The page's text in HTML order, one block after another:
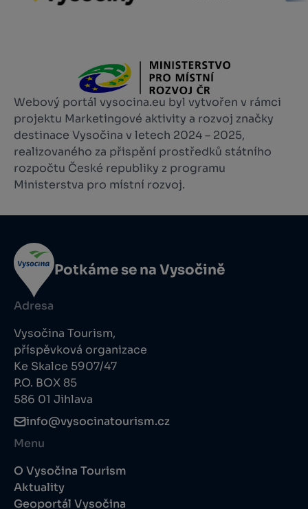
Webový portál vysocina.eu byl vytvořen v rámci
projektu Marketingové aktivity a rozvoj značky
destinace Vysočina v letech 2024 – 2025,
realizovaného za přispění prostředků státního
rozpočtu České republiky z programu
Ministerstva pro místní rozvoj.
Potkáme se na Vysočině
Adresa
Vysočina Tourism,
příspěvková organizace
Ke Skalce 5907/47
P.O. BOX 85
586 01 Jihlava
info@vysocinatourism.cz
Menu
O Vysočina Tourism
Aktuality
Geoportál Vysočina